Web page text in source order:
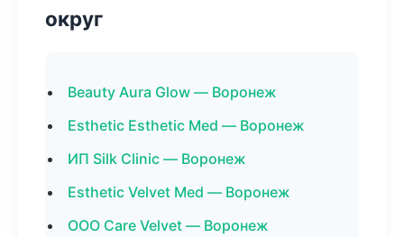
округ
Beauty Aura Glow — Воронеж
Esthetic Esthetic Med — Воронеж
ИП Silk Clinic — Воронеж
Esthetic Velvet Med — Воронеж
ООО Care Velvet — Воронеж